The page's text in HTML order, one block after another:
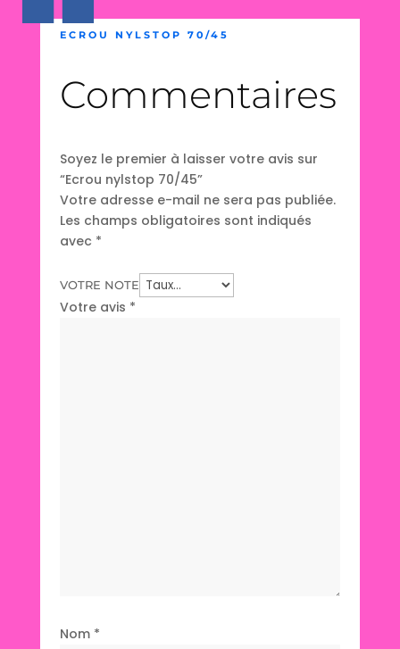
ECROU NYLSTOP 70/45
Commentaires
Soyez le premier à laisser votre avis sur
“Ecrou nylstop 70/45”
Votre adresse e-mail ne sera pas publiée.
Les champs obligatoires sont indiqués
avec *
VOTRE NOTE
Votre avis *
Nom *